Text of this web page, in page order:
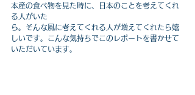
本産の食べ物を見た時に、日本のことを考えてくれ
る人がいた
ら。そんな風に考えてくれる人が増えてくれたら嬉
しいです。こんな気持ちでこのレポートを書かせて
いただいています。